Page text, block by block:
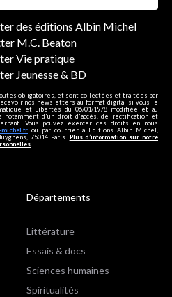
des éditions Albin Michel
M.C. Beaton
Vie pratique
Jeunesse & BD
obligatoires, et sont collectées et traitées par
nos newsletters au format digital si vous le
et Libertés du 06/01/1978 modifiée et au
notamment d'un droit d'accès, de rectification et
Vous pouvez exercer ces droits en nous
michel.fr ou par courrier à Editions Albin Michel,
75014 Paris. Plus d’information sur notre
Départements
Littérature
Essais & docs
Sciences humaines
Spiritualités